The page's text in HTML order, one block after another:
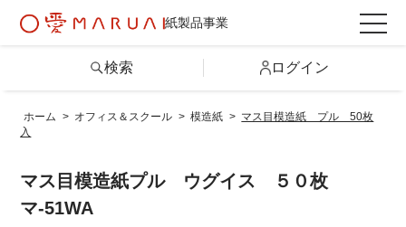
紙製品事業
詳しい条件から探す
検索 ログイン
ホーム > オフィス＆スクール > 模造紙 > マス目模造紙 プル 50枚
入
マス目模造紙プル ウグイス ５０枚
マ-51WA